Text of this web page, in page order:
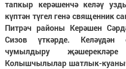
тапкыр керәшенчә келәү
күптән түгел генә священник
Питрәч районы Керәшен
Сизов үткәрде.
чумылдыру
Колышчылылар шатлык-